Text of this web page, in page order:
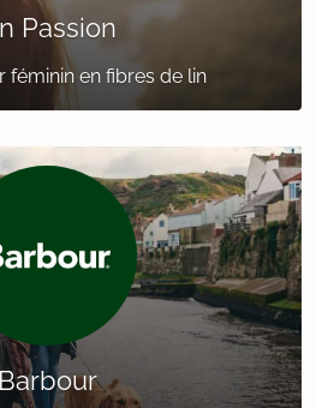
Passion
féminin en fibres de lin